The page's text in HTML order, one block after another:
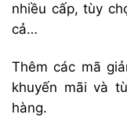
nhiều cấp, tùy
cả…
Thêm các mã
khuyến mãi và
hàng.